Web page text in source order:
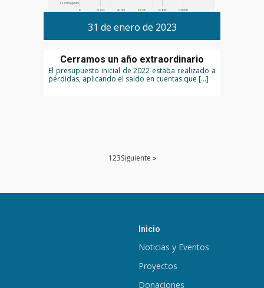
31 de enero de 2023
Cerramos un año extraordinario
El presupuesto inicial de 2022 estaba realizado a
pérdidas, aplicando el saldo en cuentas que […]
123Siguiente »
Inicio
Noticias y Eventos
Proyectos
Donaciones